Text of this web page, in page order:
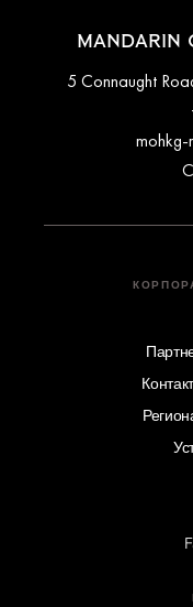
MANDARIN
5 Connaught
mohkg-